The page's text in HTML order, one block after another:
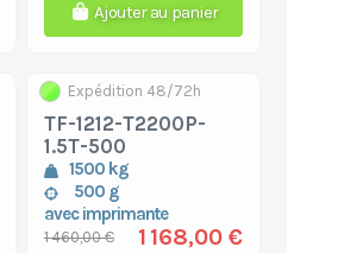
Ajouter au panier
TF-1212-T2200P-
1.5T-500
1500 kg
500 g
avec imprimante
Expédition 48/72h
1 460,00 € 1 168,00 €